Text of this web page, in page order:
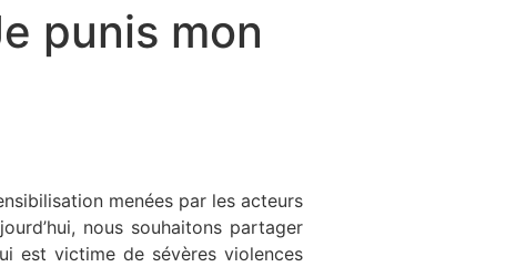
punis mon
quel est ton problème ?
menées par les acteurs
nous souhaitons partager
est victime de sévères violences